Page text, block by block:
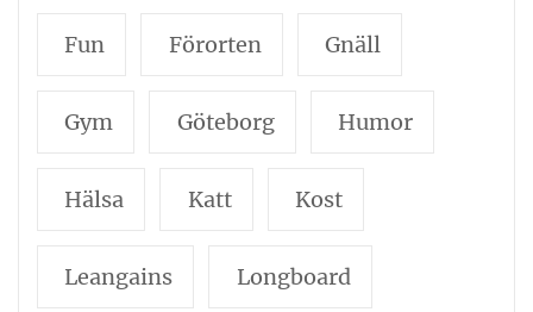
Fun Förorten Gnäll
Gym Göteborg Humor
Hälsa Katt Kost
Leangains Longboard